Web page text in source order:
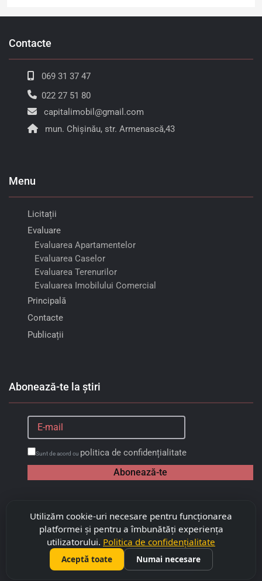
Utilizăm cookie-uri necesare pentru funcționarea
platformei și pentru a îmbunătăți experiența
utilizatorului. Politica de confidențialitate
Aceptă toate Numai necesare
Contacte
069 31 37 47
022 27 51 80
capitalimobil@gmail.com
mun. Chișinău, str. Armenască,43
Menu
Licitații
Evaluare
Evaluarea Apartamentelor
Evaluarea Caselor
Evaluarea Terenurilor
Evaluarea Imobilului Comercial
Principală
Contacte
Publicații
Abonează-te la știri
Sunt de acord cu politica de confidențialitate
Abonează-te
Copyright "Capitalimobil" SRL